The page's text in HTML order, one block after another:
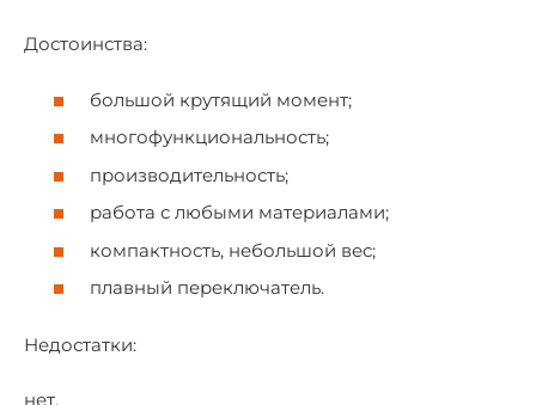
Достоинства:
большой крутящий момент;
многофункциональность;
производительность;
работа с любыми материалами;
компактность, небольшой вес;
плавный переключатель.
Недостатки:
нет.